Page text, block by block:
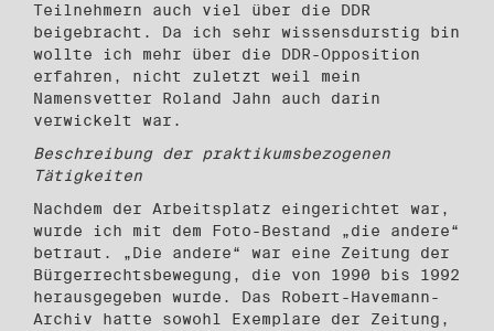
Teilnehmern auch viel über die DDR
beigebracht. Da ich sehr wissensdurstig bin
wollte ich mehr über die DDR-Opposition
erfahren, nicht zuletzt weil mein
Namensvetter Roland Jahn auch darin
verwickelt war.
Beschreibung der praktikumsbezogenen
Tätigkeiten
Nachdem der Arbeitsplatz eingerichtet war,
wurde ich mit dem Foto-Bestand „die andere“
betraut. „Die andere“ war eine Zeitung der
Bürgerrechtsbewegung, die von 1990 bis 1992
herausgegeben wurde. Das Robert-Havemann-
Archiv hatte sowohl Exemplare der Zeitung,